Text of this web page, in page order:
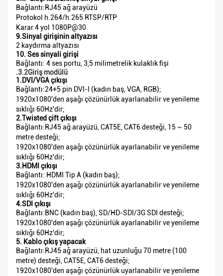
Bağlantı:RJ45 ağ arayüzü
Protokol h.264/h.265 RTSP/RTP
Karar 4 yol 1080P@30
9.Sinyal girişinin altyazısı
2 kaydırma altyazısı
10. Ses sinyali girişi
Bağlantı: 4 ses portu, 3,5 milimetrelik kulaklık fişi
.3.2Giriş modülü
1.DVI/VGA çıkışı
Bağlantı:24+5 pin DVI-I (kadın baş, VGA, RGB);
1920x1080'den aşağı çözünürlük ayarlanabilir ve yenileme
sıklığı 60Hz'dir;
2.Twisted çift çıkışı
Bağlantı:RJ45 ağ arayüzü, CAT5E, CAT6 desteği, 15 ~ 50
metre desteği;
1920x1080'den aşağı çözünürlük ayarlanabilir ve yenileme
sıklığı 60Hz'dir;
3.HDMI çıkışı
Bağlantı: HDMI Tip A (kadın baş);
1920x1080'den aşağı çözünürlük ayarlanabilir ve yenileme
sıklığı 60Hz'dir;
4.SDI çıkışı
Bağlantı:BNC (kadın baş), SD/HD-SDI/3G SDI desteği;
1920x1080'den aşağı çözünürlük ayarlanabilir ve yenileme
sıklığı 60Hz'dir;
5. Kablo çıkış yapacak
Bağlantı:RJ45 ağ arayüzü, hat uzunluğu 70 metre (100
metre) desteği, CAT5E, CAT6 desteği;
1920x1080'den aşağı çözünürlük uyarlanabilir ve yenileme